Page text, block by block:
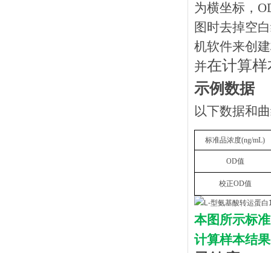
为横坐标，
图时去掉空
机软件来创
并在计算
示例数据
以下数据和
标准品浓度(ng/mL)
OD值
校正OD值
本图所示标
计算样本结果